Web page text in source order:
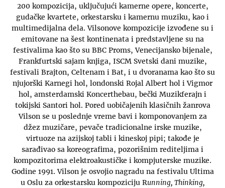
200 kompozicija, uključujući kamerne opere, koncerte,
gudačke kvartete, orkestarsku i kamernu muziku, kao i
multimedijalna dela. Vilsonove kompozicije izvođene su i
emitovane na šest kontinenata i predstavljene su na
festivalima kao što su BBC Proms, Venecijansko bijenale,
Frankfurtski sajam knjiga, ISCM Svetski dani muzike,
festivali Brajton, Celtenam i Bat, i u dvoranama kao što su
njujorški Karnegi hol, londonski Rojal Albert hol i Vigmor
hol, amsterdamski Koncerthebau, bečki Muzikferajn i
tokijski Santori hol. Pored uobičajenih klasičnih žanrova
Vilson se u poslednje vreme bavi i komponovanjem za
džez muzičare, pevače tradicionalne irske muzike,
virtuoze na azijskoj tabli i kineskoj pipi; takođe je
sarađivao sa koreografima, pozorišnim rediteljima i
kompozitorima elektroakustičke i kompjuterske muzike.
Godine 1991. Vilson je osvojio nagradu na festivalu Ultima
u Oslu za orkestarsku kompoziciju Running, Thinking,